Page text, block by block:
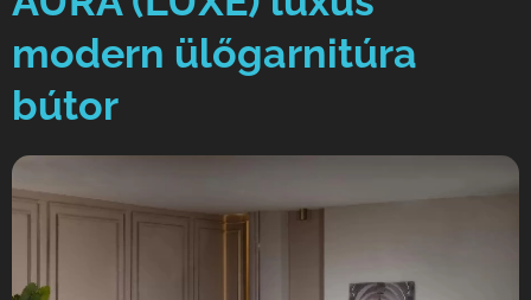
modern ülőgarnitúra
bútor